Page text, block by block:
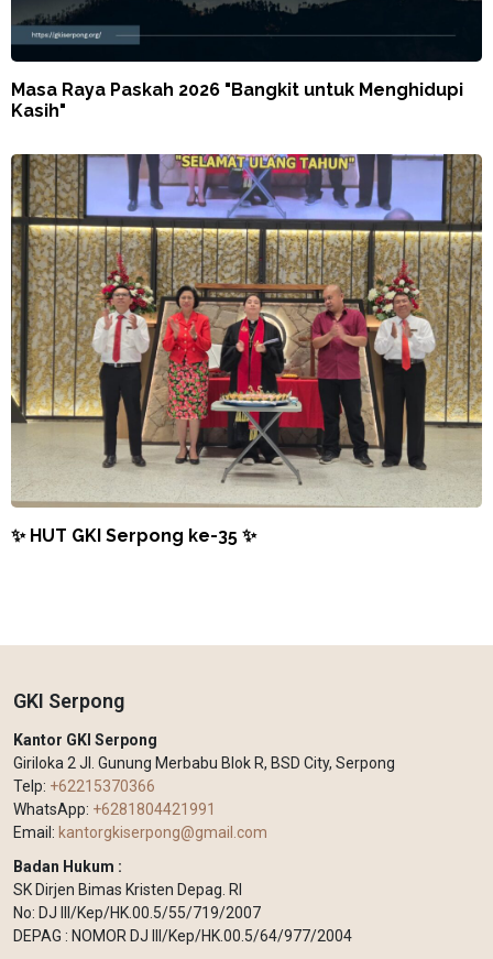
Masa Raya Paskah 2026 "Bangkit untuk Menghidupi
Kasih"
✨ HUT GKI Serpong ke-35 ✨
GKI Serpong
Kantor GKI Serpong
Giriloka 2 Jl. Gunung Merbabu Blok R, BSD City, Serpong
Telp: +62215370366
WhatsApp: +6281804421991
Email: kantorgkiserpong@gmail.com
Badan Hukum :
SK Dirjen Bimas Kristen Depag. RI
No: DJ III/Kep/HK.00.5/55/719/2007
DEPAG : NOMOR DJ III/Kep/HK.00.5/64/977/2004